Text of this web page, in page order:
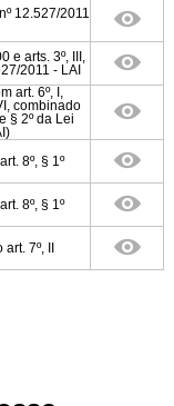
12.527/2011
e arts. 3º, III,
2011 - LAI
art. 6º, I,
combinado
§ 2º da Lei
8º, § 1º
8º, § 1º
7º, II